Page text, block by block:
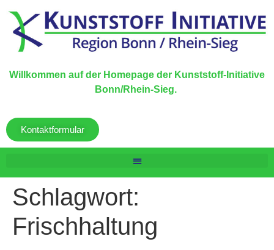
Willkommen auf der Homepage der Kunststoff-Initiative
Bonn/Rhein-Sieg.
Kontaktformular
Schlagwort:
Frischhaltung